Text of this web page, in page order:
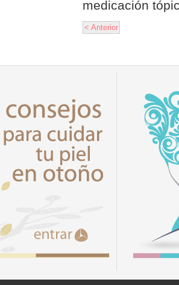
medicación
< Anterior